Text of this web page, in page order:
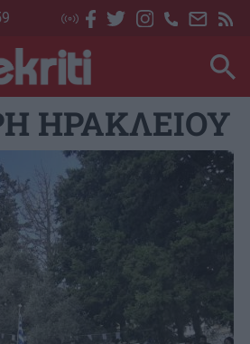
ΗΡΑΚΛΕΙΟΥ